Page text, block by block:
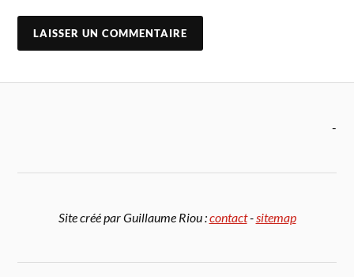
-
Site créé par Guillaume Riou :contact-sitemap